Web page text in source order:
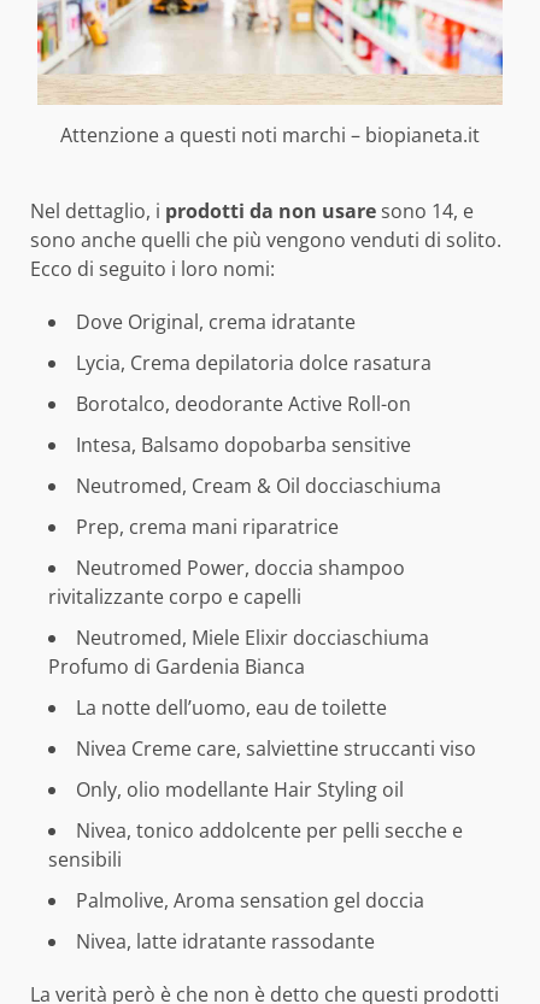
Attenzione a questi noti marchi – biopianeta.it
Nel dettaglio, i prodotti da non usaresono 14, e
sono anche quelli che più vengono venduti di solito.
Ecco di seguito i loro nomi:
Dove Original, crema idratante
Lycia, Crema depilatoria dolce rasatura
Borotalco, deodorante Active Roll-on
Intesa, Balsamo dopobarba sensitive
Neutromed, Cream & Oil docciaschiuma
Prep, crema mani riparatrice
Neutromed Power, doccia shampoo
rivitalizzante corpo e capelli
Neutromed, Miele Elixir docciaschiuma
Profumo di Gardenia Bianca
La notte dell’uomo, eau de toilette
Nivea Creme care, salviettine struccanti viso
Only, olio modellante Hair Styling oil
Nivea, tonico addolcente per pelli secche e
sensibili
Palmolive, Aroma sensation gel doccia
Nivea, latte idratante rassodante
La verità però è che non è detto che questi prodotti